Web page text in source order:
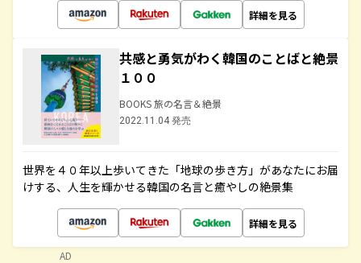
詳細を見る
共感と勇気がわく韓国のことばと絶景
１００
BOOKS 旅の名言＆絶景
2022.11.04 発売
世界を４０年以上歩いてきた「地球の歩き方」があなたにお届
けする、人生を輝かせる韓国の名言と癒やしの絶景集
詳細を見る
AD